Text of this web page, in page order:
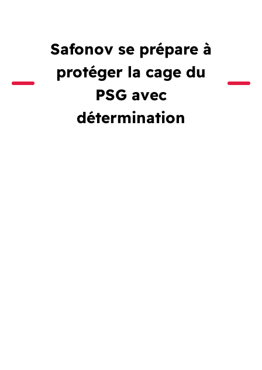
Safonov se prépare à
protéger la cage du
PSG avec
détermination